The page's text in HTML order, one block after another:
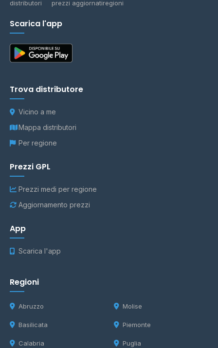
distributori prezzi aggiornatiregioni
Scarica l'app
Trova distributore
Vicino a me
Mappa distributori
Per regione
Prezzi GPL
Prezzi medi per regione
Aggiornamento prezzi
App
Scarica l'app
Regioni
Abruzzo
Basilicata
Calabria
Molise
Piemonte
Puglia